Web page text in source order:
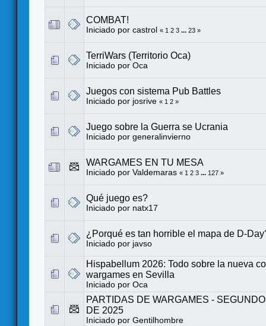
COMBAT!
Iniciado por castrol « 1 2 3 ... 23 »
TerriWars (Territorio Oca)
Iniciado por Oca
Juegos con sistema Pub Battles
Iniciado por josrive « 1 2 »
Juego sobre la Guerra se Ucrania
Iniciado por generalinvierno
WARGAMES EN TU MESA
Iniciado por Valdemaras « 1 2 3 ... 127 »
Qué juego es?
Iniciado por natx17
¿Porqué es tan horrible el mapa de D-
Iniciado por javso
Hispabellum 2026: Todo sobre la nueva
wargames en Sevilla
Iniciado por Oca
PARTIDAS DE WARGAMES -
DE 2025
Iniciado por Gentilhombre